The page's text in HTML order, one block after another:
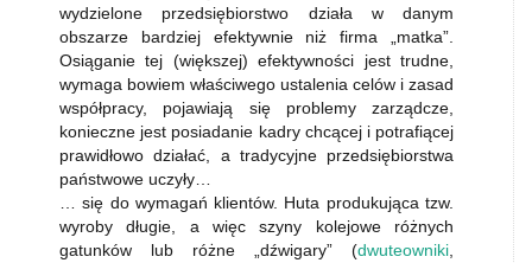
wydzielone przedsiębiorstwo działa w danym
obszarze bardziej efektywnie niż firma „matka”.
Osiąganie tej (większej) efektywności jest trudne,
wymaga bowiem właściwego ustalenia celów i zasad
współpracy, pojawiają się problemy zarządcze,
konieczne jest posiadanie kadry chcącej i potrafiącej
prawidłowo działać, a tradycyjne przedsiębiorstwa
państwowe uczyły…
… się do wymagań klientów. Huta produkująca tzw.
wyroby długie, a więc szyny kolejowe różnych
gatunków lub różne „dźwigary” (dwuteowniki